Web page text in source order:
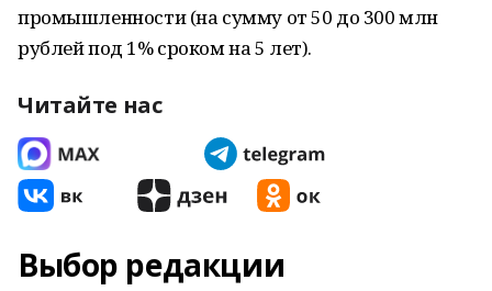
промышленности (на сумму от 50 до 300 млн
рублей под 1% сроком на 5 лет).
Читайте нас
Выбор редакции